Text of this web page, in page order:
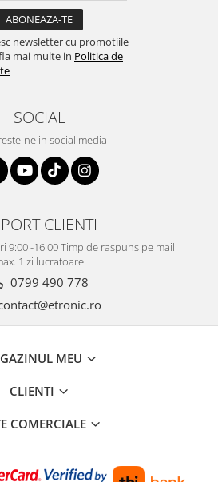
newsletter cu promotiile
mai multe in Politica de
SOCIAL
ne in social media
CLIENTI
9:00 -16:00 Timp de raspuns pe mail
1 zi lucratoare
0799 490 778
MEU
CLIENTI
COMERCIALE